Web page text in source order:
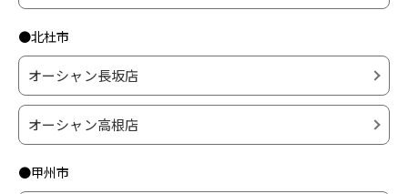
●北杜市
オーシャン長坂店
オーシャン高根店
●甲州市